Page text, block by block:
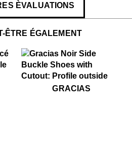
ÈVALUATIONS
ÊTRE ÉGALEMENT
GRACIAS